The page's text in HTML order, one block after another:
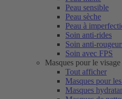
Peau sensible
Peau sèche
Peau à
Soin anti-rides
Soin anti-
Soin avec FPS
Masques pour le visage
Tout afficher
Masques pour
Masques